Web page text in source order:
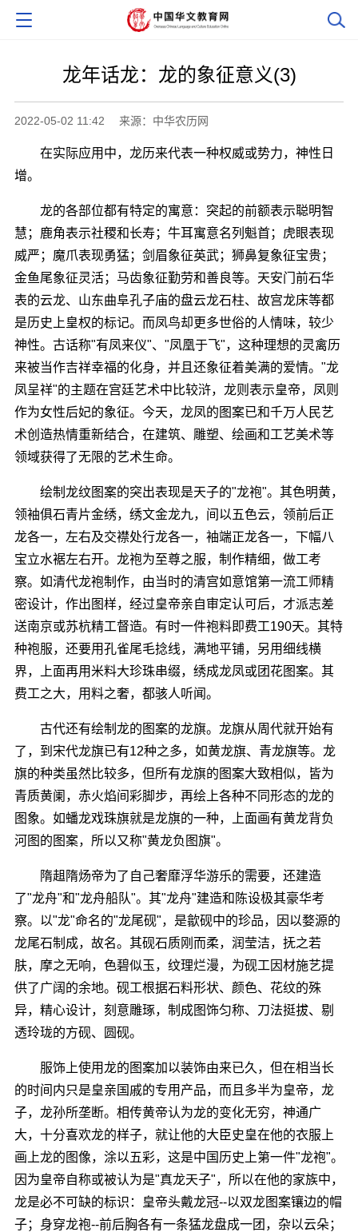
龙年话龙：龙的象征意义(3)
2022-05-02 11:42 来源：中华农历网
在实际应用中，龙历来代表一种权威或势力，神性日
增。
龙的各部位都有特定的寓意：突起的前额表示聪明智
慧；鹿角表示社稷和长寿；牛耳寓意名列魁首；虎眼表现
威严；魔爪表现勇猛；剑眉象征英武；狮鼻复象征宝贵；
金鱼尾象征灵活；马齿象征勤劳和善良等。天安门前石华
表的云龙、山东曲阜孔子庙的盘云龙石柱、故宫龙床等都
是历史上皇权的标记。而凤鸟却更多世俗的人情味，较少
神性。古话称"有凤来仪"、"凤凰于飞"，这种理想的灵禽历
来被当作吉祥幸福的化身，并且还象征着美满的爱情。"龙
凤呈祥"的主题在宫廷艺术中比较浒，龙则表示皇帝，凤则
作为女性后妃的象征。今天，龙凤的图案已和千万人民艺
术创造热情重新结合，在建筑、雕塑、绘画和工艺美术等
领域获得了无限的艺术生命。
绘制龙纹图案的突出表现是天子的"龙袍"。其色明黄，
领袖俱石青片金绣，绣文金龙九，间以五色云，领前后正
龙各一，左右及交襟处行龙各一，袖端正龙各一，下幅八
宝立水裾左右开。龙袍为至尊之服，制作精细，做工考
察。如清代龙袍制作，由当时的清宫如意馆第一流工师精
密设计，作出图样，经过皇帝亲自审定认可后，才派志差
送南京或苏杭精工督造。有时一件袍料即费工190天。其特
种袍服，还要用孔雀尾毛捻线，满地平铺，另用细线横
界，上面再用米料大珍珠串缀，绣成龙凤或团花图案。其
费工之大，用料之奢，都骇人听闻。
古代还有绘制龙的图案的龙旗。龙旗从周代就开始有
了，到宋代龙旗已有12种之多，如黄龙旗、青龙旗等。龙
旗的种类虽然比较多，但所有龙旗的图案大致相似，皆为
青质黄阑，赤火焰间彩脚步，再绘上各种不同形态的龙的
图象。如蟠龙戏珠旗就是龙旗的一种，上面画有黄龙背负
河图的图案，所以又称"黄龙负图旗"。
隋趄隋炀帝为了自己奢靡浮华游乐的需要，还建造
了"龙舟"和"龙舟船队"。其"龙舟"建造和陈设极其豪华考
察。以"龙"命名的"龙尾砚"，是歙砚中的珍品，因以婺源的
龙尾石制成，故名。其砚石质刚而柔，润莹洁，抚之若
肤，摩之无响，色碧似玉，纹理烂漫，为砚工因材施艺提
供了广阔的余地。砚工根据石料形状、颜色、花纹的殊
异，精心设计，刻意雕琢，制成图饰匀称、刀法挺拔、剔
透玲珑的方砚、圆砚。
服饰上使用龙的图案加以装饰由来已久，但在相当长
的时间内只是皇亲国戚的专用产品，而且多半为皇帝，龙
子，龙孙所垄断。相传黄帝认为龙的变化无穷，神通广
大，十分喜欢龙的样子，就让他的大臣史皇在他的衣服上
画上龙的图像，涂以五彩，这是中国历史上第一件"龙袍"。
因为皇帝自称或被认为是"真龙天子"，所以在他的家族中，
龙是必不可缺的标识：皇帝头戴龙冠--以双龙图案镶边的帽
子；身穿龙袍--前后胸各有一条猛龙盘成一团，杂以云朵；